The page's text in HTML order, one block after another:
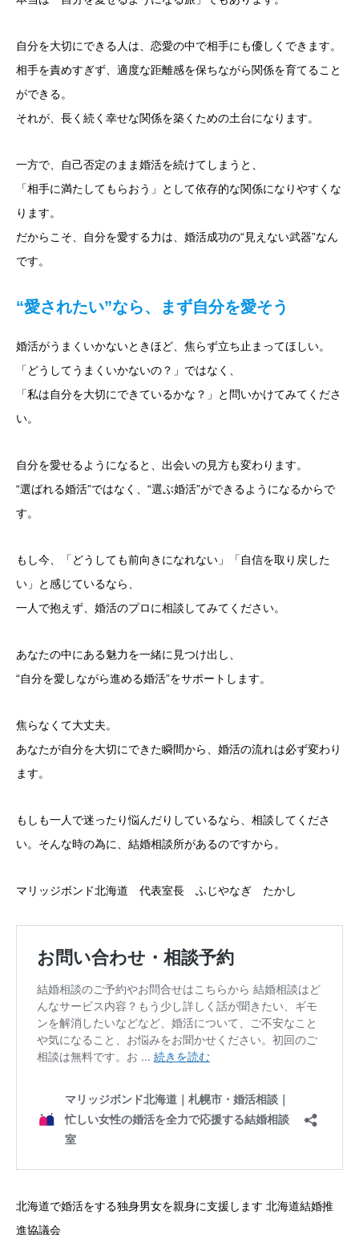
自分を大切にできる人は、恋愛の中で相手にも優しくできます。
相手を責めすぎず、適度な距離感を保ちながら関係を育てること
ができる。
それが、長く続く幸せな関係を築くための土台になります。
一方で、自己否定のまま婚活を続けてしまうと、
「相手に満たしてもらおう」として依存的な関係になりやすくな
ります。
だからこそ、自分を愛する力は、婚活成功の“見えない武器”なん
です。
“愛されたい”なら、まず自分を愛そう
婚活がうまくいかないときほど、焦らず立ち止まってほしい。
「どうしてうまくいかないの？」ではなく、
「私は自分を大切にできているかな？」と問いかけてみてくださ
い。
自分を愛せるようになると、出会いの見方も変わります。
“選ばれる婚活”ではなく、“選ぶ婚活”ができるようになるからで
す。
もし今、「どうしても前向きになれない」「自信を取り戻した
い」と感じているなら、
一人で抱えず、婚活のプロに相談してみてください。
あなたの中にある魅力を一緒に見つけ出し、
“自分を愛しながら進める婚活”をサポートします。
焦らなくて大丈夫。
あなたが自分を大切にできた瞬間から、婚活の流れは必ず変わり
ます。
もしも一人で迷ったり悩んだりしているなら、相談してくださ
い。そんな時の為に、結婚相談所があるのですから。
マリッジボンド北海道 代表室長 ふじやなぎ たかし
北海道で婚活をする独身男女を親身に支援します 北海道結婚推
進協議会